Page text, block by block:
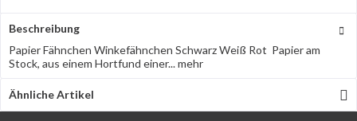
Beschreibung
Papier Fähnchen Winkefähnchen Schwarz Weiß Rot Papier am
Stock, aus einem Hortfund einer...mehr
Ähnliche Artikel